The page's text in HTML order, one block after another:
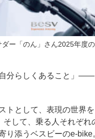
ー「のん」さん2025年度
分らしくあること」
トとして、表現の世界
そして、乗る人それぞれ
り添うベスビーのe-bike